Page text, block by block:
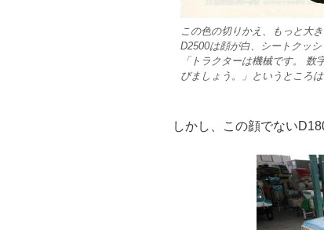
この色の切りかえ、もっと大
D2500は顔が白、シートクッ
「トラクターは機械です。
びましょう。」というところ
しかし、この顔でない